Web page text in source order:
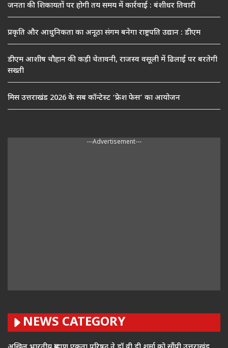
जनता की शिकायतों पर होगी तय समय में कार्रवाई : बंशीधर तिवारी
प्रकृति और आधुनिकता का अनूठा संगम बनेगा राष्ट्रपति उद्यान : डीएम
डीएम आशीष चौहान की कड़ी चेतावनी, राजस्व वसूली में ढिलाई पर बरतेगी
सख्ती
मिस उत्तराखंड 2026 के सब कॉन्टेस्ट ‘फ्रेश फेस’ का आयोजन
---Advertisement---
NEWS CATEGORY